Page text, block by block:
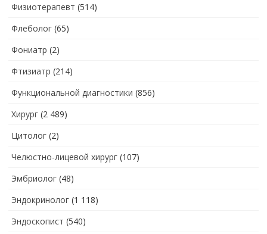
Физиотерапевт (514)
Флеболог (65)
Фониатр (2)
Фтизиатр (214)
Функциональной диагностики (856)
Хирург (2 489)
Цитолог (2)
Челюстно-лицевой хирург (107)
Эмбриолог (48)
Эндокринолог (1 118)
Эндоскопист (540)